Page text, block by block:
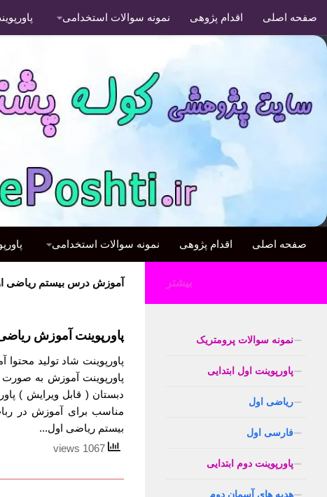
صفحه اصلی اقدام پژوهی نمونه سوالات استخدامی
صفحه اصلی اقدام پژوهی نمونه سوالات استخدامی
آموزش درس بیستم ریاضی
پاورپوینت آموزش
پاورپوینت شاد تولید
پاورپوینت آموزش به
دبستان ( قابل ویرایش )
مناسب برای آموزش در
بیستم ریاضی اول...
بیشتر
نمونه سوالات پرومتریک
پاورپوینت اول ابتدایی
ریاضی اول
فارسی اول
پاورپوینت دوم ابتدایی
هدیه های آسمان دوم